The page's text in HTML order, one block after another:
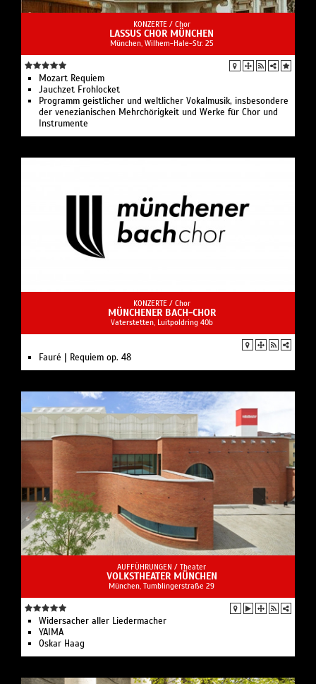
KONZERTE / Chor
LASSUS CHOR MÜNCHEN
München, Wilhem-Hale-Str. 25
Mozart Requiem
Jauchzet Frohlocket
Programm geistlicher und weltlicher Vokalmusik, insbesondere
der venezianischen Mehrchörigkeit und Werke für Chor und
Instrumente
KONZERTE / Chor
MÜNCHENER BACH-CHOR
Vaterstetten, Luitpoldring 40b
Fauré | Requiem op. 48
AUFFÜHRUNGEN / Theater
VOLKSTHEATER MÜNCHEN
München, Tumblingerstraße 29
Widersacher aller Liedermacher
YAIMA
Oskar Haag